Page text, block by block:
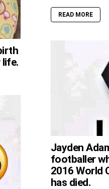
READ MORE
Jayden
footballer
2016 World
has died.